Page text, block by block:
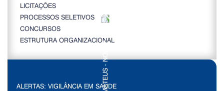
LICITAÇÕES
PROCESSOS SELETIVOS
CONCURSOS
ESTRUTURA ORGANIZACIONAL
ALERTAS: VIGILÂNCIA EM SAÚDE